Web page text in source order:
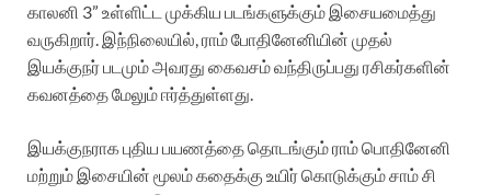
காலனி 3” உள்ளிட்ட முக்கிய படங்களுக்கும் இசையமைத்து
வருகிறார். இந்நிலையில், ராம் போதினேனியின் முதல்
இயக்குநர் படமும் அவரது கைவசம் வந்திருப்பது ரசிகர்களின்
கவனத்தை மேலும் ஈர்த்துள்ளது.
இயக்குநராக புதிய பயணத்தை தொடங்கும் ராம் பொதினேனி
மற்றும் இசையின் மூலம் கதைக்கு உயிர் கொடுக்கும் சாம் சி